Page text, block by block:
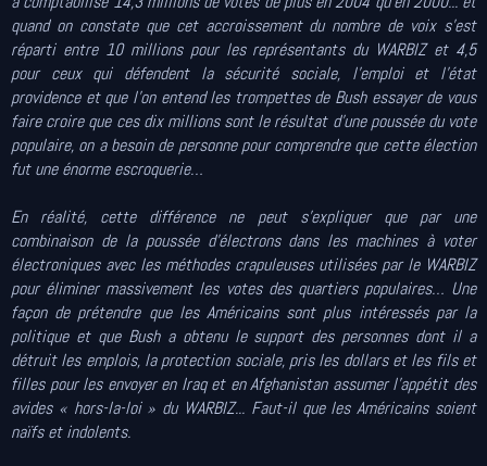
quand on constate que cet accroissement du nombre de voix s’est
réparti entre 10 millions pour les représentants du WARBIZ et 4,5
pour ceux qui défendent la sécurité sociale, l’emploi et l’état
providence et que l’on entend les trompettes de Bush essayer de vous
faire croire que ces dix millions sont le résultat d’une poussée du vote
populaire, on a besoin de personne pour comprendre que cette élection
fut une énorme escroquerie…
En réalité, cette différence ne peut s’expliquer que par une
combinaison de la poussée d’électrons dans les machines à voter
électroniques avec les méthodes crapuleuses utilisées par le WARBIZ
pour éliminer massivement les votes des quartiers populaires… Une
façon de prétendre que les Américains sont plus intéressés par la
politique et que Bush a obtenu le support des personnes dont il a
détruit les emplois, la protection sociale, pris les dollars et les fils et
filles pour les envoyer en Iraq et en Afghanistan assumer l’appétit des
avides « hors-la-loi » du WARBIZ... Faut-il que les Américains soient
naïfs et indolents.